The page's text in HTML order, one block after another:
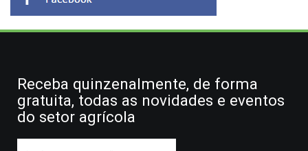
Receba quinzenalmente, de forma
gratuita, todas as novidades e eventos
do setor agrícola